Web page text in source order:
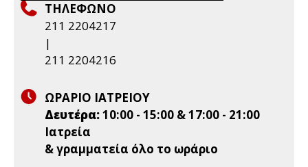
ΤΗΛΕΦΩΝΟ
211 2204217
|
211 2204216
ΩΡΑΡΙΟ ΙΑΤΡΕΙΟΥ
Δευτέρα:10:00 - 15:00 & 17:00 - 21:00
Ιατρεία
& γραμματεία όλο το ωράριο